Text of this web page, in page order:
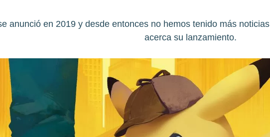
anunció en 2019 y desde entonces no hemos tenido más
acerca su lanzamiento.